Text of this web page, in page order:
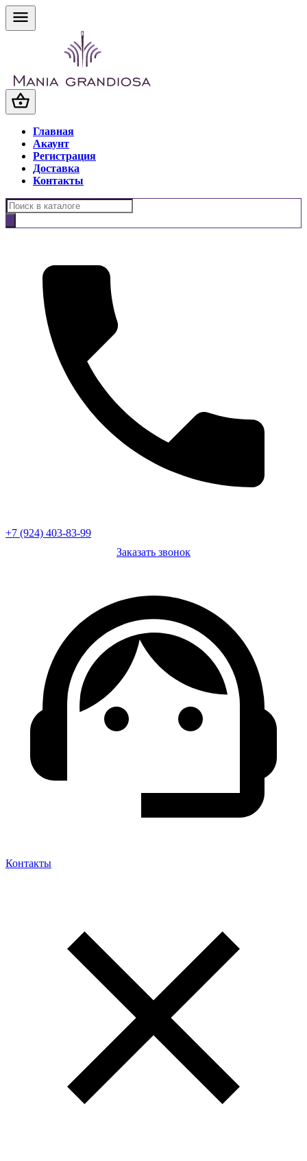
Главная
Акаунт
Регистрация
Доставка
Контакты
+7 (924) 403-83-99
Заказать звонок
Контакты